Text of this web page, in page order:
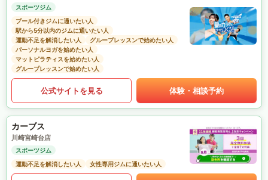
スポーツジム
プール付きジムに通いたい人
駅から5分以内のジムに通いたい人
運動不足を解消したい人
グループレッスンで始めたい人
パーソナルヨガを始めたい人
マットピラティスを始めたい人
グループレッスンで始めたい人
公式サイトを見る 体験・相談予約
カーブス
川崎宮崎台店
スポーツジム
運動不足を解消したい人
女性専用ジムに通いたい人